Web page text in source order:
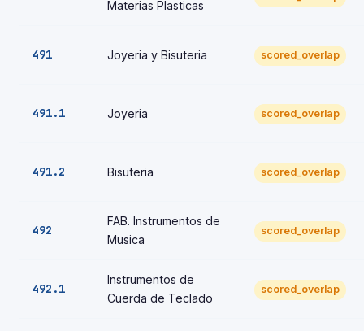
Materias Plasticas
491 Joyeria y Bisuteria scored_overlap
491.1 Joyeria scored_overlap
491.2 Bisuteria scored_overlap
492
FAB. Instrumentos de
Musica
scored_overlap
492.1
Instrumentos de
Cuerda de Teclado
scored_overlap